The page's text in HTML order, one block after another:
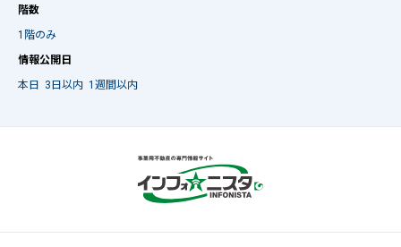
階数
1階のみ
情報公開日
本日 3日以内 1週間以内